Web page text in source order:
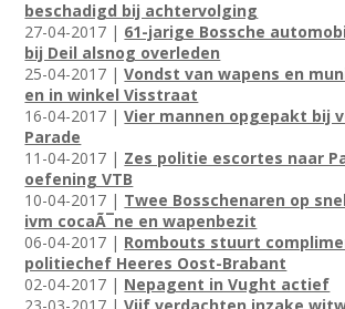
beschadigd bij achtervolging
27-04-2017 | 61-jarige Bossche
bij Deil alsnog overleden
25-04-2017 |Vondst van wapens en
en in winkel Visstraat
16-04-2017 |Vier mannen opgepakt bij
Parade
11-04-2017 | Zes politie escortes naar
oefening VTB
10-04-2017 | Twee Bosschenaren op
ivm cocaÃ¯ne en wapenbezit
06-04-2017 | Rombouts stuurt
politiechef Heeres Oost-Brabant
02-04-2017 | Nepagent in Vught actief